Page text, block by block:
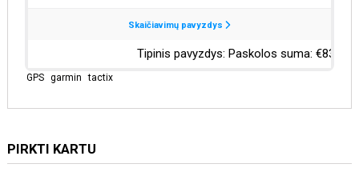
GPS garmin tactix
PIRKTI KARTU